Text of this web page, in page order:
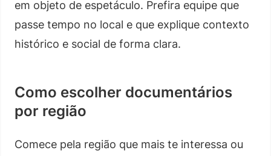
em objeto de espetáculo. Prefira equipe que
passe tempo no local e que explique contexto
histórico e social de forma clara.
Como escolher documentários
por região
Comece pela região que mais te interessa ou